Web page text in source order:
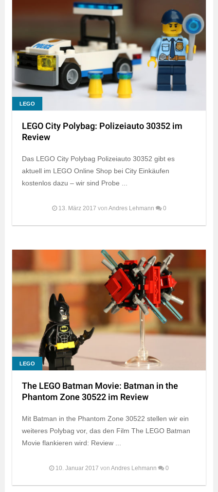
LEGO
LEGO City Polybag: Polizeiauto 30352 im
Review
Das LEGO City Polybag Polizeiauto 30352 gibt es
aktuell im LEGO Online Shop bei City Einkäufen
kostenlos dazu – wir sind Probe ...
13. März 2017 von Andres Lehmann 0
LEGO
The LEGO Batman Movie: Batman in the
Phantom Zone 30522 im Review
Mit Batman in the Phantom Zone 30522 stellen wir ein
weiteres Polybag vor, das den Film The LEGO Batman
Movie flankieren wird: Review ...
10. Januar 2017 von Andres Lehmann 0